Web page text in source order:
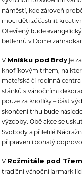
náměstí, kde zároveň
moci děti zúčastnit
Otevřený bude
betlémů v Domě
V Mníšku pod Brdy je
knoflíkovým trhem, na
mateřská či rodinná
stánků s vánočními
pouze za knoflíky – část
skončení trhu bude
výzdoby. Obě akce se
Svobody a přilehlé
připraven i bohatý
V Rožmitále pod
tradiční vánoční jarmark